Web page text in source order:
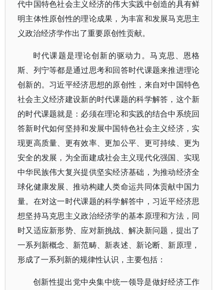
代中国特色社会主义经济的伟大实践中创造的具有鲜
明主体性原创性的理论成果，为丰富和发展马克思主
义政治经济学作出了重要原创性贡献。
时代课题是理论创新的驱动力。马克思、恩格
斯、列宁等都是通过思考和回答时代课题来推进理论
创新的。习近平经济思想的原创性，来自对中国特色
社会主义经济建设新的时代课题的科学解答，这个新
的时代课题就是：必须在理论和实践的结合中系统回
答新时代如何坚持和发展中国特色社会主义经济，实
现更高质量、更有效率、更加公平、更可持续、更为
安全的发展，为全面建成社会主义现代化强国、实现
中华民族伟大复兴提供坚实经济基础，为推动经济全
球化健康发展、推动构建人类命运共同体贡献中国力
量。在对这一时代课题的科学解答中，习近平经济思
想坚持马克思主义政治经济学的基本原理和方法，同
时又适应新形势、应对新挑战、解决新问题，提出了
一系列新概念、新范畴、新表述、新论断、新原理，
形成了一系列新的规律性认识，主要包括：
创新性提出党中央集中统一领导是做好经济工作